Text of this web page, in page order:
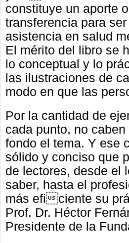
constituye un aporte
transferencia para ser
asistencia en salud
El mérito del libro se
lo conceptual y lo
las ilustraciones de
modo en que las
Por la cantidad de
cada punto, no
fondo el tema. Y ese
sólido y conciso que
de lectores, desde el
saber, hasta el
más eficiente su
Prof. Dr. Héctor
Presidente de la